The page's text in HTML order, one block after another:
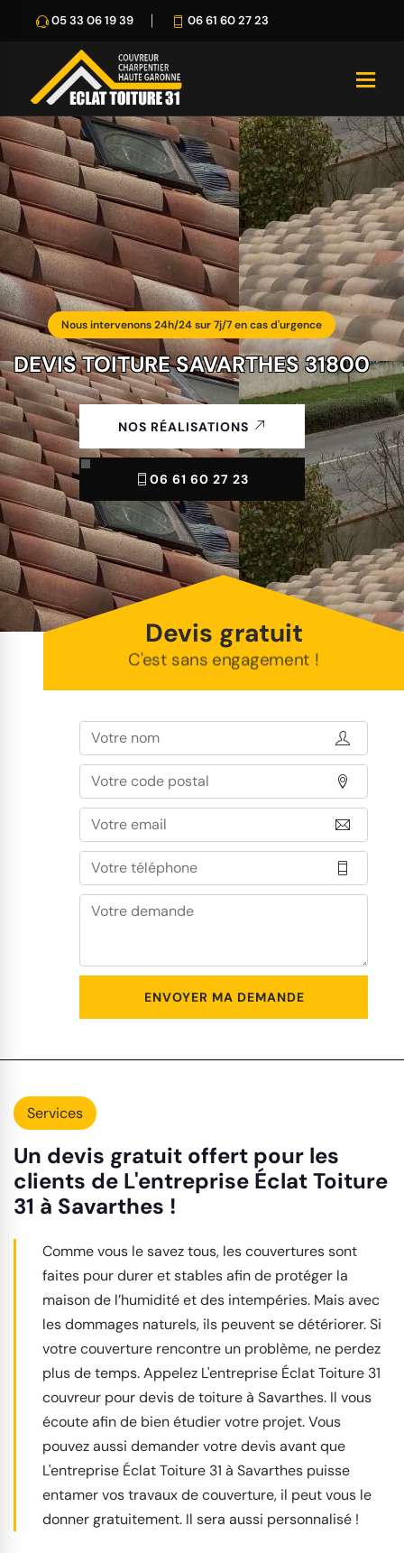
05 33 06 19 39 06 61 60 27 23
Nous intervenons 24h/24 sur 7j/7 en cas d'urgence
DEVIS TOITURE SAVARTHES 31800
NOS RÉALISATIONS
06 61 60 27 23
Devis gratuit
C'est sans engagement !
Services
Un devis gratuit offert pour les
clients de L'entreprise Éclat Toiture
31 à Savarthes !
Comme vous le savez tous, les couvertures sont
faites pour durer et stables afin de protéger la
maison de l’humidité et des intempéries. Mais avec
les dommages naturels, ils peuvent se détériorer. Si
votre couverture rencontre un problème, ne perdez
plus de temps. Appelez L'entreprise Éclat Toiture 31
couvreur pour devis de toiture à Savarthes. Il vous
écoute afin de bien étudier votre projet. Vous
pouvez aussi demander votre devis avant que
L'entreprise Éclat Toiture 31 à Savarthes puisse
entamer vos travaux de couverture, il peut vous le
donner gratuitement. Il sera aussi personnalisé !